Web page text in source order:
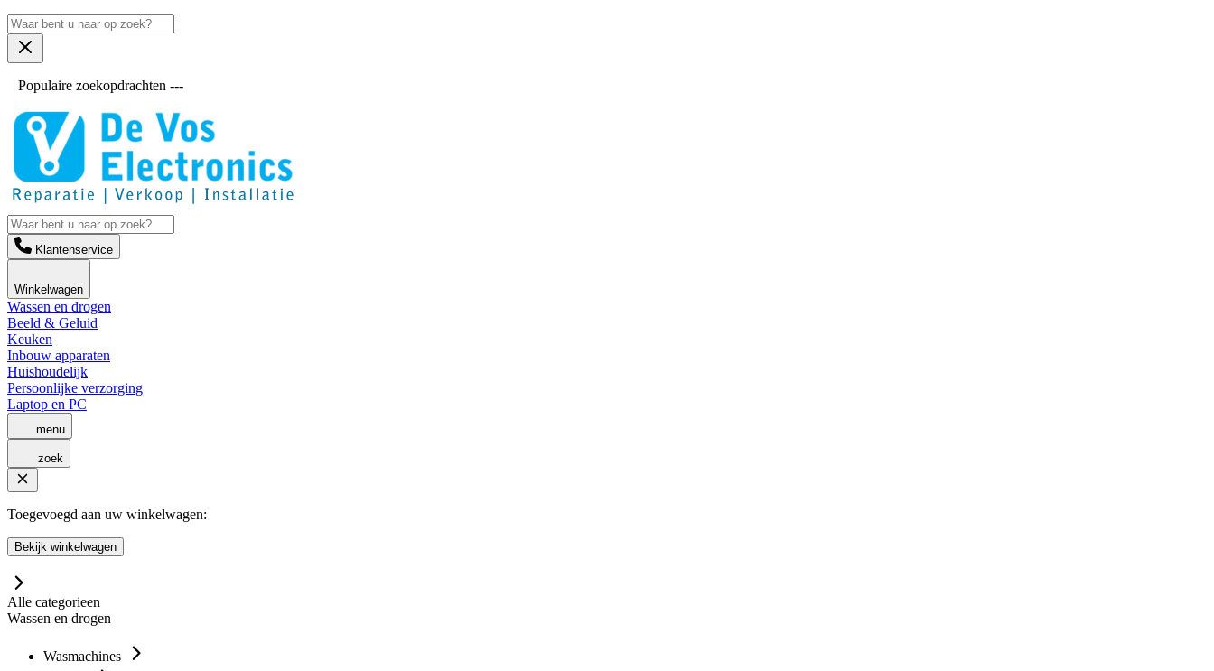
Populaire zoekopdrachten ---
Klantenservice
Winkelwagen
Wassen en drogen
Beeld & Geluid
Keuken
Inbouw apparaten
Huishoudelijk
Persoonlijke verzorging
Laptop en PC
menu
zoek
Toegevoegd aan uw winkelwagen:
Bekijk winkelwagen
Alle categorieen
Wassen en drogen
Wasmachines